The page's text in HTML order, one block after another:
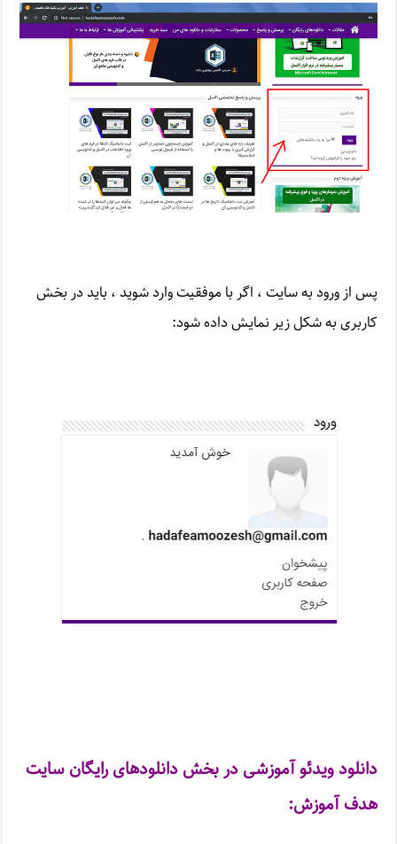
پس از ورود به سایت ، اگر با موفقیت وارد شوید ، باید در بخش
کاربری به شکل زیر نمایش داده شود:
دانلود ویدئو آموزشی در بخش دانلودهای رایگان سایت
هدف آموزش: